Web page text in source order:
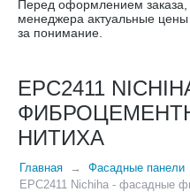
Перед оформлением заказа,
менеджера актуальные
за понимание.
EPC2411
НИТИХА
Главная Фасадные панели
EPC2411 Nichiha - фасадные